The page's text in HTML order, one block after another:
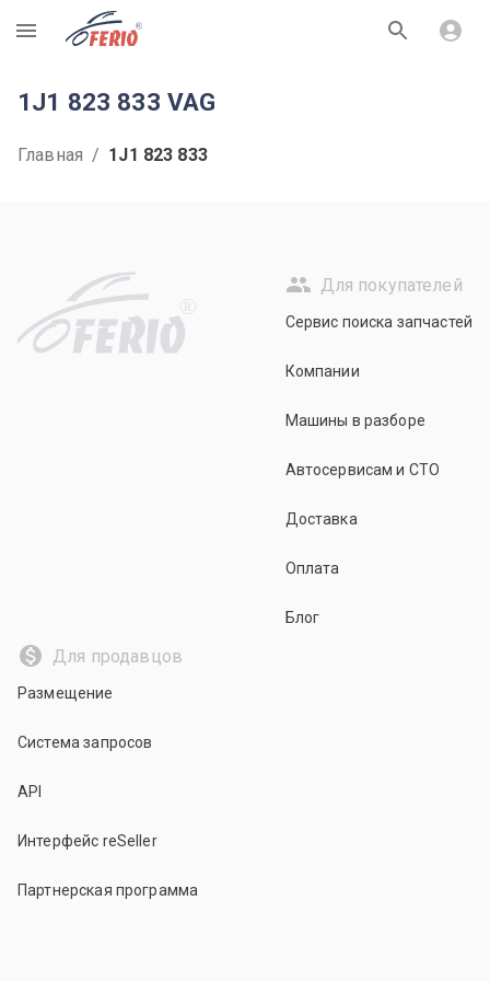
R
1J1 823 833 VAG
Главная / 1J1 823 833
R
Для покупателей
Сервис поиска запчастей
Компании
Машины в разборе
Автосервисам и СТО
Доставка
Оплата
Блог
Для продавцов
Размещение
Система запросов
API
Интерфейс reSeller
Партнерская программа